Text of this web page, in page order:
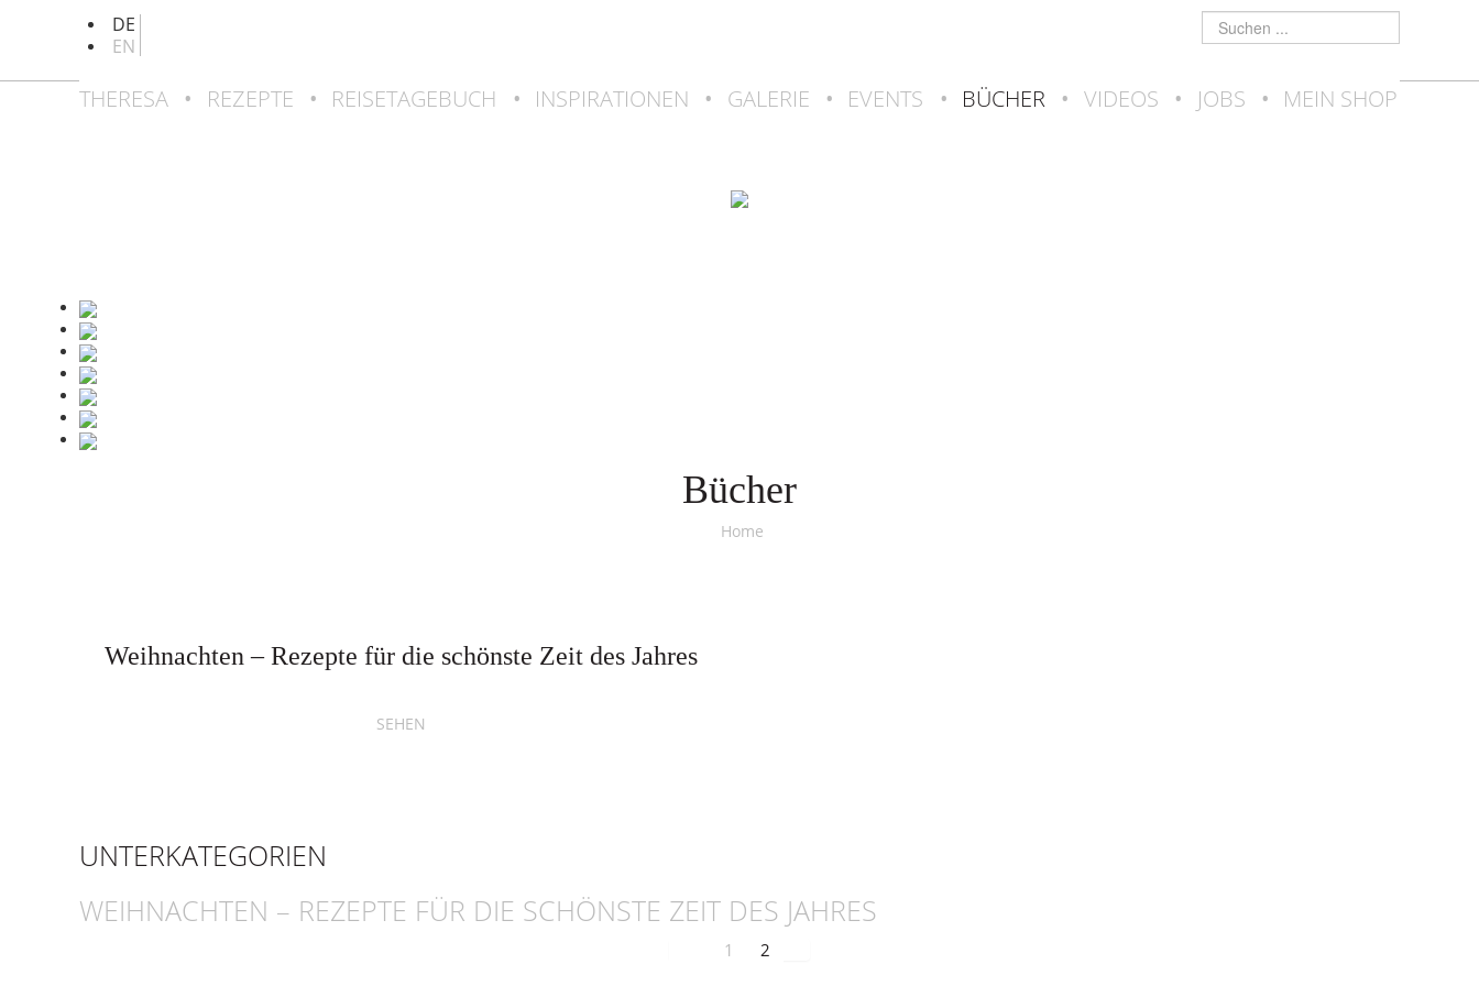
DE
EN
Suchen
...
THERESA • REZEPTE • REISETAGEBUCH • INSPIRATIONEN • GALERIE • EVENTS • BÜCHER • VIDEOS • JOBS • MEIN SHOP
Bücher
Home
Weihnachten – Rezepte für die schönste Zeit des Jahres
SEHEN
UNTERKATEGORIEN
WEIHNACHTEN – REZEPTE FÜR DIE SCHÖNSTE ZEIT DES JAHRES
1 2